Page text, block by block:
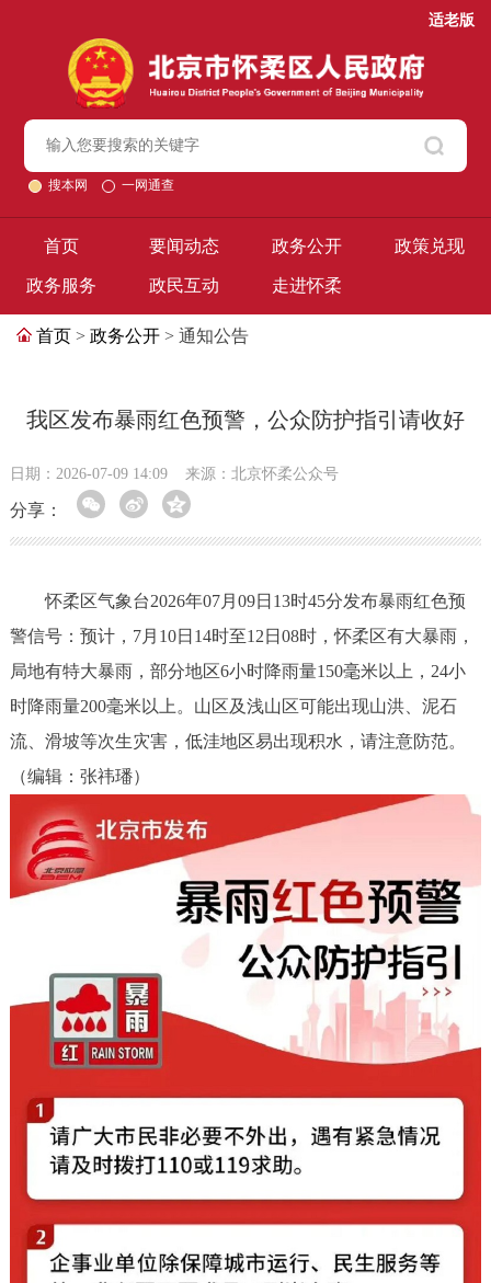
适老版
搜本网 一网通查
首页 要闻动态 政务公开 政策兑现
政务服务 政民互动 走进怀柔
首页 > 政务公开 > 通知公告
我区发布暴雨红色预警，公众防护指引请收好
日期：2026-07-09 14:09 来源：北京怀柔公众号
分享：
怀柔区气象台2026年07月09日13时45分发布暴雨红色预
警信号：预计，7月10日14时至12日08时，怀柔区有大暴雨，
局地有特大暴雨，部分地区6小时降雨量150毫米以上，24小
时降雨量200毫米以上。山区及浅山区可能出现山洪、泥石
流、滑坡等次生灾害，低洼地区易出现积水，请注意防范。
（编辑：张祎璠）